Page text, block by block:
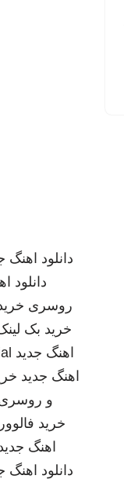
دانلود اهنگ
دانلود
روسری
خرید بک
اهنگ جدید
اهنگ جدید
و
خرید
اهنگ
دانلود اهنگ